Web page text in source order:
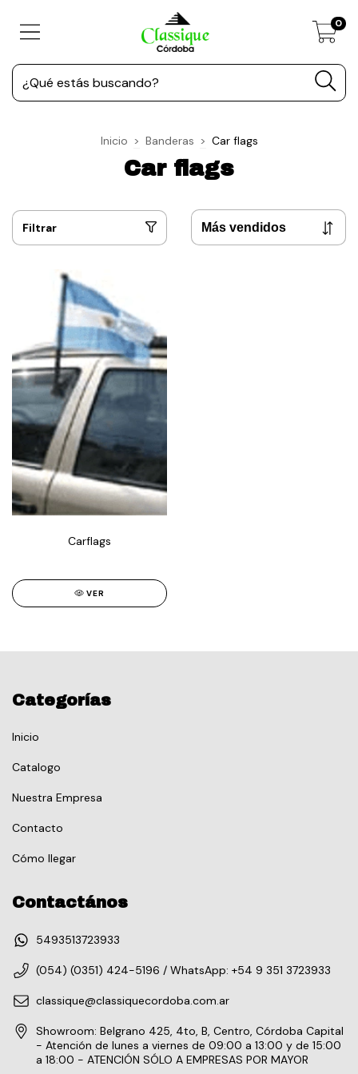
0
Inicio > Banderas > Car flags
Car flags
Filtrar
Carflags
VER
Categorías
Inicio
Catalogo
Nuestra Empresa
Contacto
Cómo llegar
Contactános
5493513723933
(054) (0351) 424-5196 / WhatsApp: +54 9 351 3723933
classique@classiquecordoba.com.ar
Showroom: Belgrano 425, 4to, B, Centro, Córdoba Capital
- Atención de lunes a viernes de 09:00 a 13:00 y de 15:00
a 18:00 - ATENCIÓN SÓLO A EMPRESAS POR MAYOR